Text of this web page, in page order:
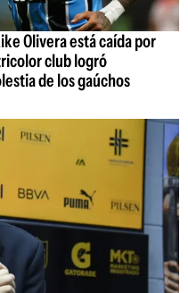
Olivera está caída por
club logró
de los gaúchos